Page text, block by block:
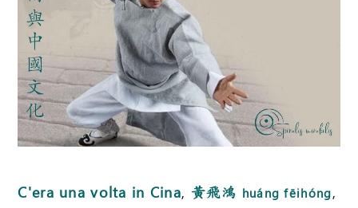
C'era una volta in Cina, 黃飛鴻 huáng fēihóng,